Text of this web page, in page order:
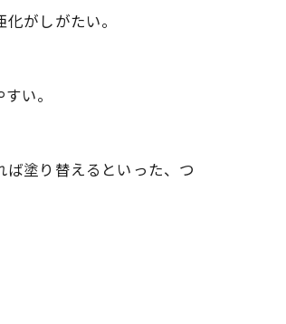
がしがたい。
い。
塗り替えるといった、つ